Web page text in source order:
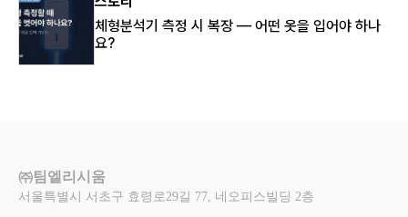
체형분석기 측정 시 복장 — 어떤 옷을 입어야 하나
요?
㈜팀엘리시움
서울특별시 서초구 효령로29길 77, 네오피스빌딩 2층